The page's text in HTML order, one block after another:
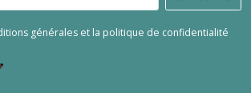
générales et la politique de confidentialité